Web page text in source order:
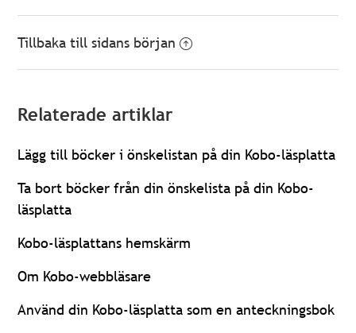
Tillbaka till sidans början
Relaterade artiklar
Lägg till böcker i önskelistan på din Kobo-läsplatta
Ta bort böcker från din önskelista på din Kobo-
läsplatta
Kobo-läsplattans hemskärm
Om Kobo-webbläsare
Använd din Kobo-läsplatta som en anteckningsbok